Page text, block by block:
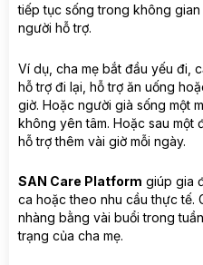
tiếp tục sống trong không
người hỗ trợ.
Ví dụ, cha mẹ bắt đầu yếu đi,
hỗ trợ đi lại, hỗ trợ ăn uống
giờ. Hoặc người già sống một
không yên tâm. Hoặc sau một
hỗ trợ thêm vài giờ mỗi ngày.
SAN Care Platform giúp gia
ca hoặc theo nhu cầu thực tế.
nhàng bằng vài buổi trong
trạng của cha mẹ.